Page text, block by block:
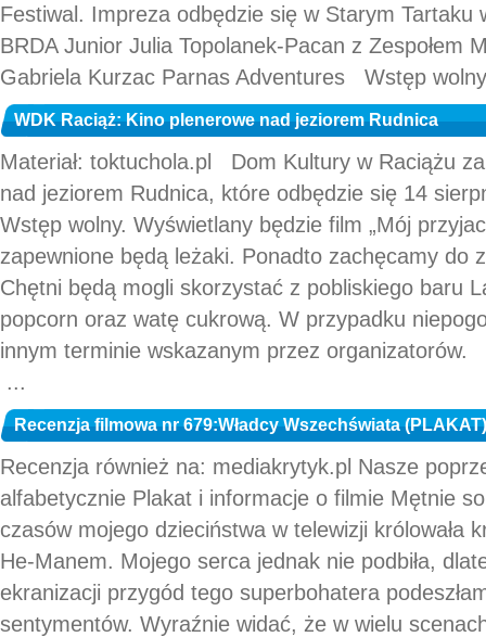
Festiwal. Impreza odbędzie się w Starym
BRDA Junior Julia Topolanek-Pacan z Zespołem
Gabriela Kurzac Parnas Adventures Wstęp
WDK Raciąż: Kino plenerowe nad jeziorem Rudnica
Materiał: toktuchola.pl Dom Kultury w Raciążu
nad jeziorem Rudnica, które odbędzie się 14
Wstęp wolny. Wyświetlany będzie film „Mój
zapewnione będą leżaki. Ponadto zachęcamy do
Chętni będą mogli skorzystać z pobliskiego baru
popcorn oraz watę cukrową. W przypadku
innym terminie wskazanym przez organizatorów.
...
Recenzja filmowa nr 679:Władcy Wszechświata (PLAKAT)
Recenzja również na: mediakrytyk.pl Nasze
alfabetycznie Plakat i informacje o filmie Mętnie
czasów mojego dzieciństwa w telewizji królowała
He-Manem. Mojego serca jednak nie podbiła,
ekranizacji przygód tego superbohatera
sentymentów. Wyraźnie widać, że w wielu